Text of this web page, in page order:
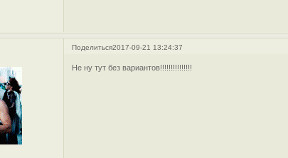
Поделиться2017-09-21 13:24:37
Не ну тут без вариантов!!!!!!!!!!!!!!!